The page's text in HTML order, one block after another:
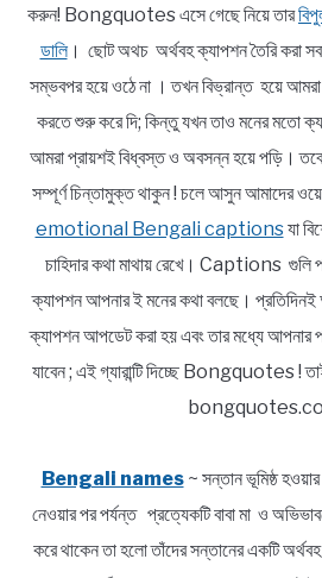
করুন! Bongquotes এসে গেছে নিয়ে তার
ডালি। ছোট অথচ অর্থবহ ক্যাপশন তৈরি করা
সম্ভবপর হয়ে ওঠে না । তখন বিভ্রান্ত হয়ে আমরা
করতে শুরু করে দি; কিন্তু যখন তাও মনের মতো
আমরা প্রায়শই বিধ্বস্ত ও অবসন্ন হয়ে পড়ি।
সম্পূর্ণ চিন্তামুক্ত থাকুন ! চলে আসুন আমাদের
emotional Bengali captionsযা
চাহিদার কথা মাথায় রেখে। Captions গুলি
ক্যাপশন আপনার ই মনের কথা বলছে।
ক্যাপশন আপডেট করা হয় এবং তার মধ্যে আপনার
যাবেন ; এই গ্যারান্টি দিচ্ছে Bongquotes !
Bengali names~ সন্তান ভূমিষ্ঠ
নেওয়ার পর পর্যন্ত প্রত্যেকটি বাবা মা ও
করে থাকেন তা হলো তাঁদের সন্তানের একটি